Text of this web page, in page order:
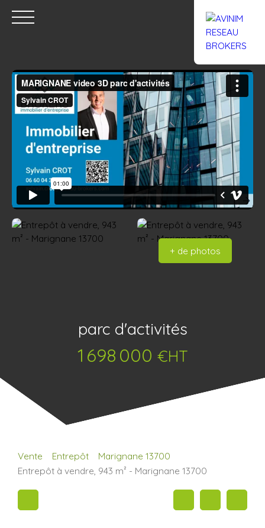
Accueil Acheter Louer Confiez un local Trouver un
Estimation
+ de photos
parc d'activités
1 698 000 €HT
Vente Entrepôt
Marignane 13700
Entrepôt à vendre, 943 m² - Marignane 13700